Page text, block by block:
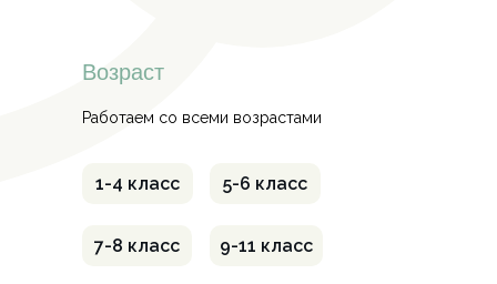
9-11 класс
7-8 класс
1-4 класс 5-6 класс
Работаем со всеми возрастами
Возраст